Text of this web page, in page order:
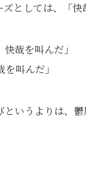
としては、「快
哉を叫んだ」
叫んだ」
というよりは、